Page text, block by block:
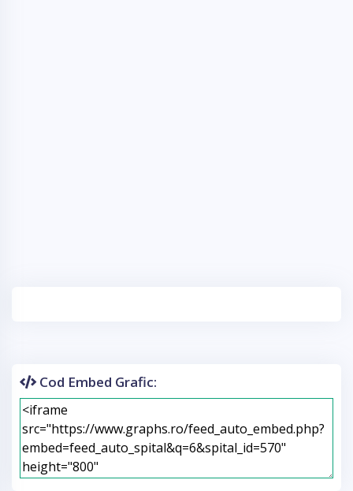
Cod Embed Grafic: